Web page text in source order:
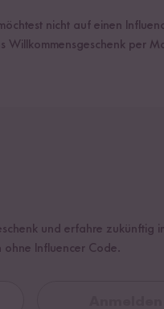
nicht auf einen
Willkommensgeschenk per
und erfahre zukünftig
ohne Influencer Code.